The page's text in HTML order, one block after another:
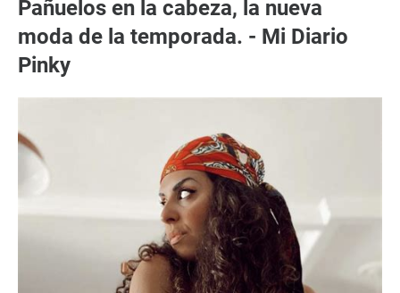
Pañuelos en la cabeza, la nueva
moda de la temporada. - Mi Diario
Pinky